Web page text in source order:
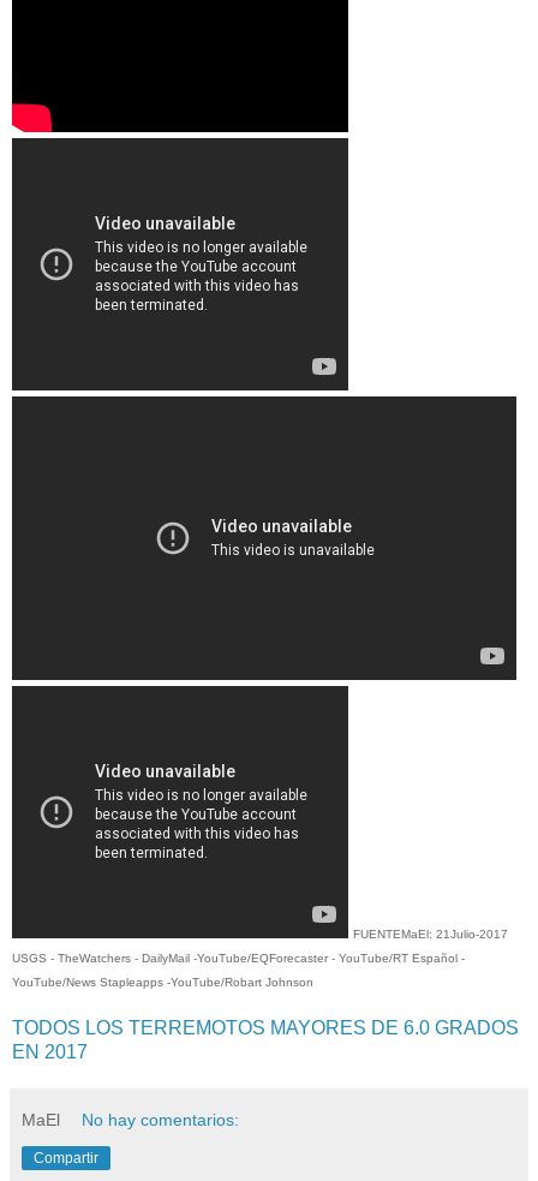
FUENTEMaEl: 21Julio-2017
USGS - TheWatchers - DailyMail -YouTube/EQForecaster - YouTube/RT Español -
YouTube/News Stapleapps -YouTube/Robart Johnson
TODOS LOS TERREMOTOS MAYORES DE 6.0 GRADOS
EN 2017
MaEl No hay comentarios:
Compartir